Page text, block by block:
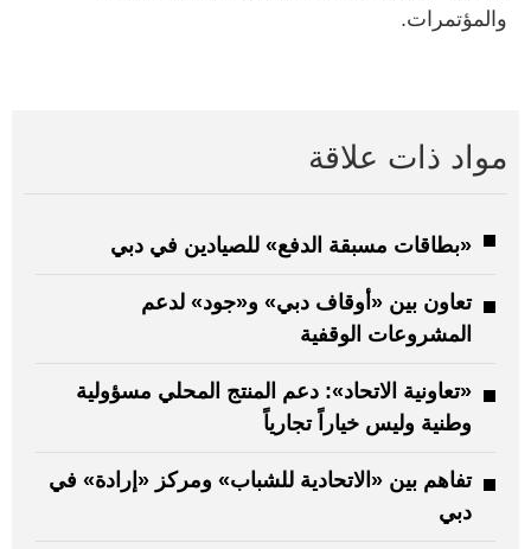
والمؤتمرات.
مواد ذات علاقة
«بطاقات مسبقة الدفع» للصيادين في دبي
تعاون بين «أوقاف دبي» و«جود» لدعم
المشروعات الوقفية
«تعاونية الاتحاد»: دعم المنتج المحلي مسؤولية
وطنية وليس خياراً تجارياً
تفاهم بين «الاتحادية للشباب» ومركز «إرادة» في
دبي